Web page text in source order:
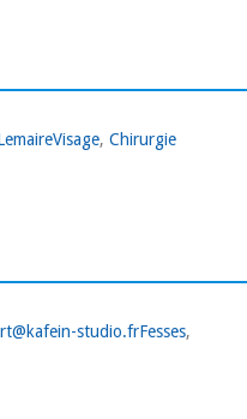
Catégories
Visage, Chirurgie
studio.frCatégories
Fesses,